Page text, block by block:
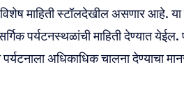
माहिती स्टॉलदेखील असणार आहे. या
पर्यटनस्थळांची माहिती देण्यात
पर्यटनाला अधिकाधिक चालना देण्याचा